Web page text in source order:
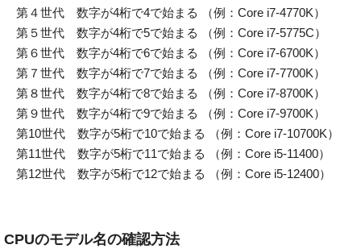
第４世代 数字が4桁で4で始まる （例：Core i7-4770K）
第５世代 数字が4桁で5で始まる （例：Core i7-5775C）
第６世代 数字が4桁で6で始まる （例：Core i7-6700K）
第７世代 数字が4桁で7で始まる （例：Core i7-7700K）
第８世代 数字が4桁で8で始まる （例：Core i7-8700K）
第９世代 数字が4桁で9で始まる （例：Core i7-9700K）
第10世代 数字が5桁で10で始まる （例：Core i7-10700K）
第11世代 数字が5桁で11で始まる （例：Core i5-11400）
第12世代 数字が5桁で12で始まる （例：Core i5-12400）
CPUのモデル名の確認方法